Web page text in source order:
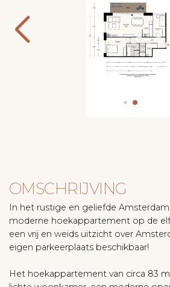
OMSCHRIJVING
In het rustige en geliefde
moderne hoekappartement op de
een vrij en weids uitzicht over
eigen parkeerplaats beschikbaar!
Het hoekappartement van circa 83